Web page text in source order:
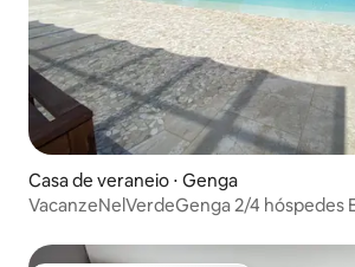
Casa de veraneio ⋅ Genga
VacanzeNelVerdeGenga 2/4 hóspedes